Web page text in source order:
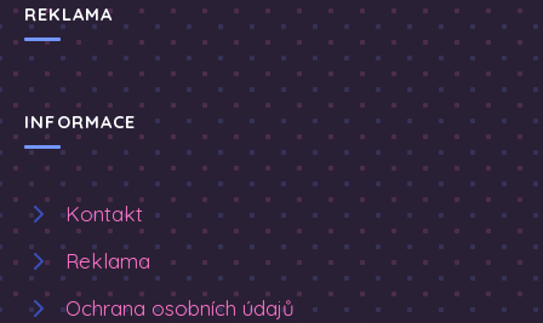
REKLAMA
INFORMACE
Kontakt
Reklama
Ochrana osobních údajů